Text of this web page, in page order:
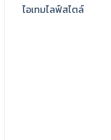
ไอเทมไลฟ์สไตล์